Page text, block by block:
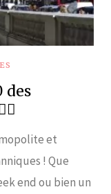
des
et
! Que
end ou bien un